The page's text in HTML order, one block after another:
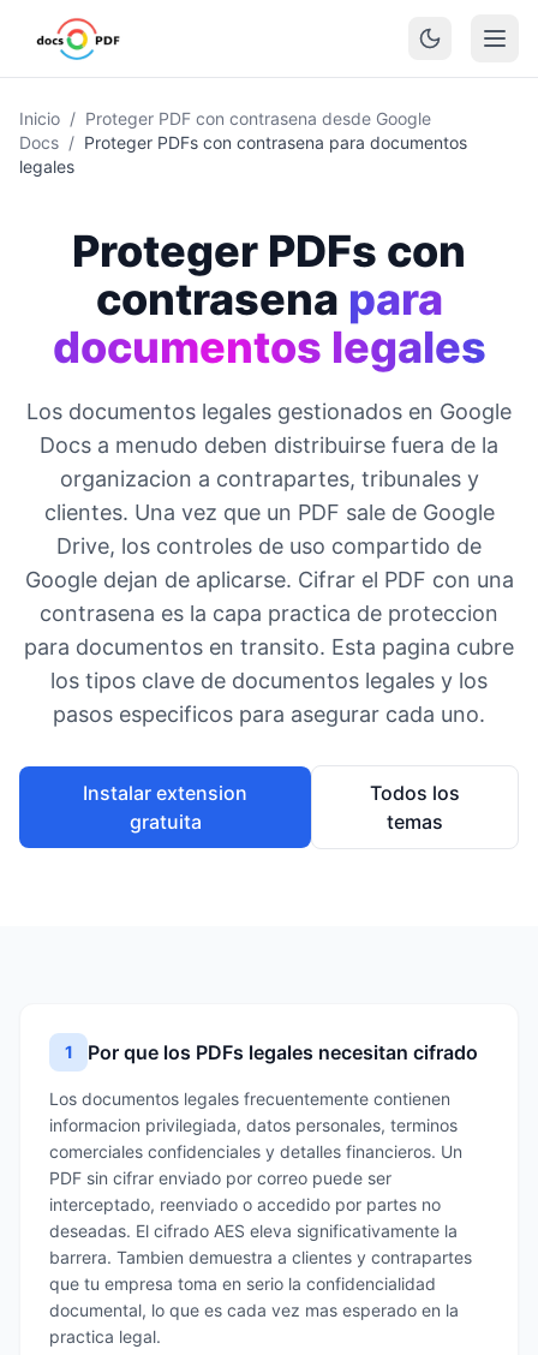
Inicio / Proteger PDF con contrasena desde Google
Docs / Proteger PDFs con contrasena para documentos
legales
Proteger PDFs con
contrasena para
documentos legales
Los documentos legales gestionados en Google
Docs a menudo deben distribuirse fuera de la
organizacion a contrapartes, tribunales y
clientes. Una vez que un PDF sale de Google
Drive, los controles de uso compartido de
Google dejan de aplicarse. Cifrar el PDF con una
contrasena es la capa practica de proteccion
para documentos en transito. Esta pagina cubre
los tipos clave de documentos legales y los
pasos especificos para asegurar cada uno.
Instalar extension
gratuita
Todos los
temas
1 Por que los PDFs legales necesitan cifrado
Los documentos legales frecuentemente contienen
informacion privilegiada, datos personales, terminos
comerciales confidenciales y detalles financieros. Un
PDF sin cifrar enviado por correo puede ser
interceptado, reenviado o accedido por partes no
deseadas. El cifrado AES eleva significativamente la
barrera. Tambien demuestra a clientes y contrapartes
que tu empresa toma en serio la confidencialidad
documental, lo que es cada vez mas esperado en la
practica legal.